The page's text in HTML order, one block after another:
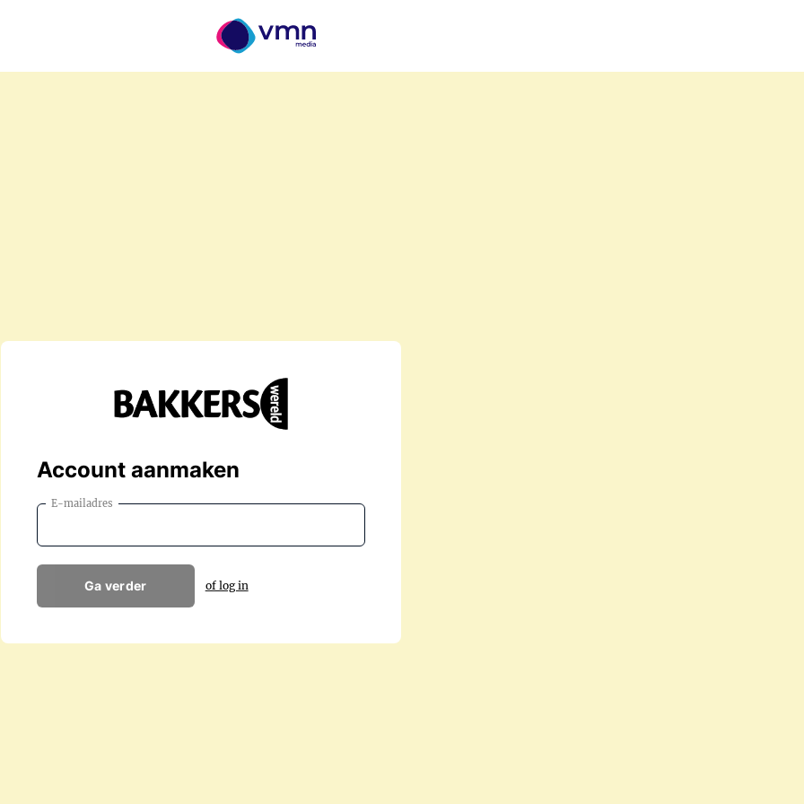
Account aanmaken
E-mailadres
Ga verder of log in